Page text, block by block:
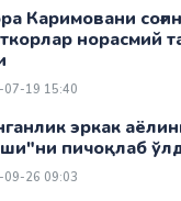
Каримовани
норасмий
07-19 15:40
эркак
пичоқлаб
09-26 09:03